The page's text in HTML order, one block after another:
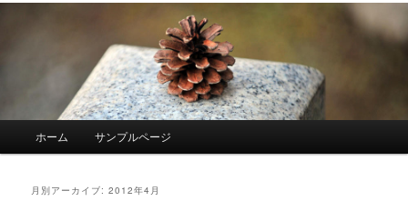
メインコンテンツへ移動
サブコンテンツへ移動
ホーム サンプルページ
月別アーカイブ:2012年4月